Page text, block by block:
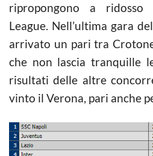
ripropongono a ridosso
League. Nell’ultima gara
arrivato un pari tra
che non lascia tranquille
risultati delle altre
vinto il Verona, pari anche